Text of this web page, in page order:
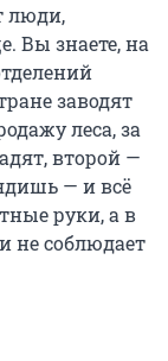
люди,
Вы знаете, на
заводят
леса, за
второй —
— и всё
руки, а в
не соблюдает